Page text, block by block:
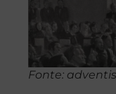
Fonte: